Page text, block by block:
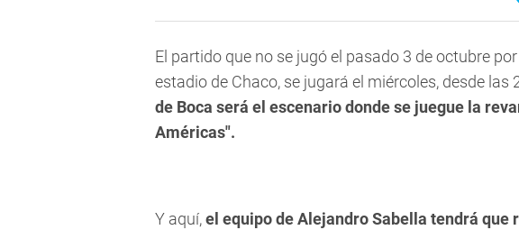
El partido que no se jugó el pasado 3 de octubre
estadio de Chaco, se jugará el miércoles, desde las
de Boca será el escenario donde se juegue la
Américas".
Y aquí,el equipo de Alejandro Sabella tendrá que